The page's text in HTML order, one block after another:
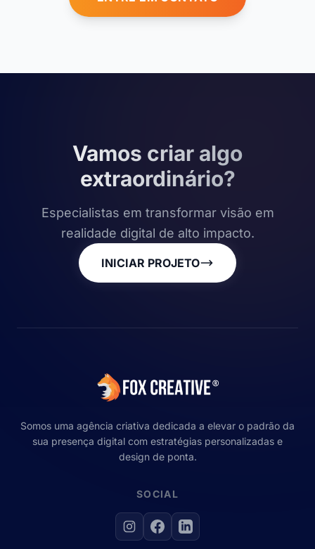
Vamos criar algo
extraordinário?
Especialistas em transformar visão em
realidade digital de alto impacto.
INICIAR PROJETO
Somos uma agência criativa dedicada a elevar o padrão da
sua presença digital com estratégias personalizadas e
design de ponta.
SOCIAL